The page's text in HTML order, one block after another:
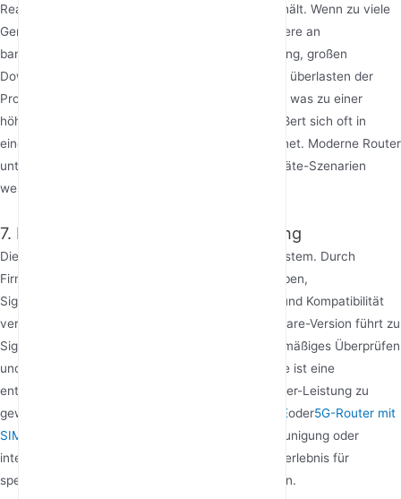
Reaktionsgeschwindigkeit aus, die jedes Gerät erhält. Wenn zu viele
Geräte verbunden sind, insbesondere wenn mehrere an
bandbreitenintensiven Aktivitäten wie 4K-Streaming, großen
Downloads und Online-Gaming usw. beteiligt sind, überlasten der
Prozessor und die drahtlosen Kanäle des Routers, was zu einer
höheren gesamten Netzwerklatenz führt. Dies äußert sich oft in
einem vollen Signalbalken, aber langsamem Internet. Moderne Router
unterstützen MU-MIMO und bewältigen Multi-Geräte-Szenarien
wesentlich besser.
7. Firmware und Software-Optimierung
Die Firmware eines Routers ist dessen Betriebssystem. Durch
Firmware-Updates können Hersteller Fehler beheben,
Signalplanungsalgorithmen optimieren, Stabilität und Kompatibilität
verbessern. Eine veraltete oder fehlerhafte Firmware-Version führt zu
Signalabbrüchen oder schlechter Leistung. Regelmäßiges Überprüfen
und Aktualisieren auf die neueste stabile Firmware ist eine
entscheidende Gewohnheit, um die optimale Router-Leistung zu
gewährleisten. Einige fortgeschrittene
CPE 4G LTEoder5G-Router mit
SIM-Karte
bieten Funktionen wie Gaming-Beschleunigung oder
intelligente Bandbreitenzuweisung, um das Signalerlebnis für
spezifische Szenarien über Software zu optimieren.